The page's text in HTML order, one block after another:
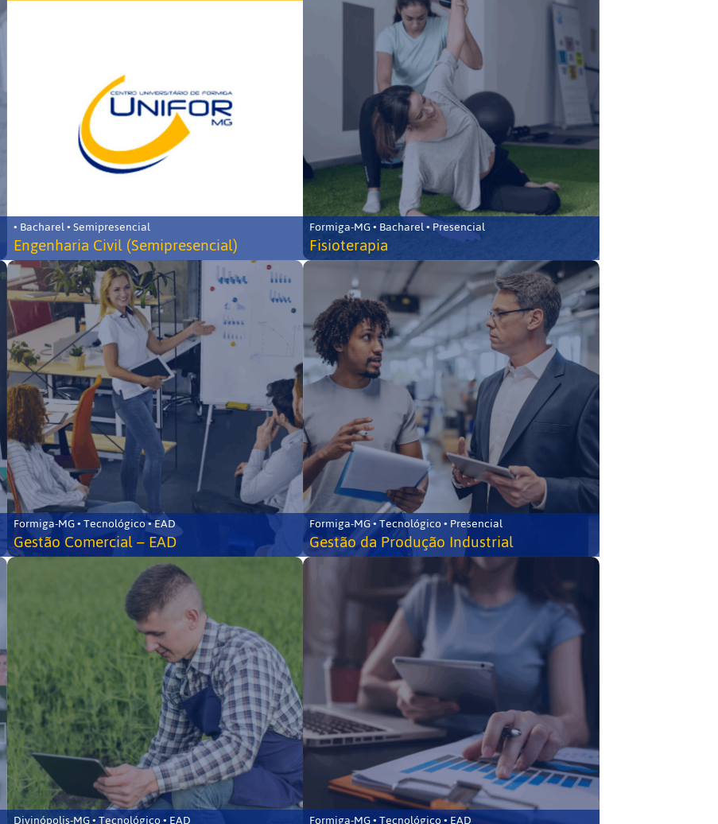
• Bacharel • Semipresencial
Engenharia Civil (Semipresencial)
Formiga-MG • Bacharel • Presencial
Fisioterapia
Formiga-MG • Tecnológico • EAD
Gestão Comercial – EAD
Formiga-MG • Tecnológico • Presencial
Gestão da Produção Industrial